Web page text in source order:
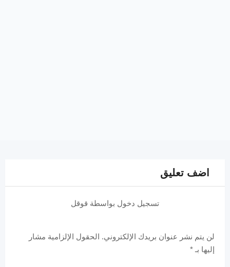
اضف تعليق
تسجيل دخول بواسطة قوقل
لن يتم نشر عنوان بريدك الإلكتروني. الحقول الإلزامية مشار
إليها بـ *